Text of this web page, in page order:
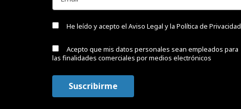
He leído y acepto el Aviso Legal y la Política de Privacidad
Acepto que mis datos personales sean empleados para
las finalidades comerciales por medios electrónicos